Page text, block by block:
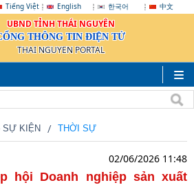
Tiếng Việt English 한국어 中文
UBND TỈNH THÁI NGUYÊN
THÔNG TIN ĐIỆN TỬ
THAI NGUYEN PORTAL
SỰ KIỆN THỜI SỰ
02/06/2026 11:48
hội Doanh nghiệp sản xuất